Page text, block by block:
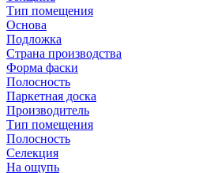
Тип помещения
Основа
Подложка
Страна производства
Форма фаски
Полосность
Паркетная доска
Производитель
Тип помещения
Полосность
Селекция
На ощупь